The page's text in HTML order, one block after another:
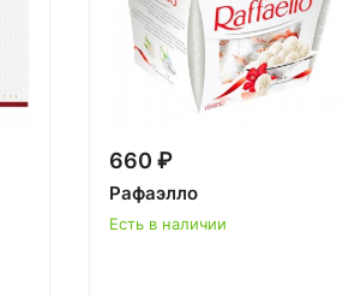
660 ₽
Рафаэлло
Есть в наличии